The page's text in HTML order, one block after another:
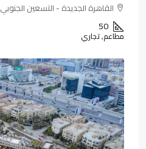
القاهرة الجديدة - التسعين الجنوبي
50
مطاعم, تجاري